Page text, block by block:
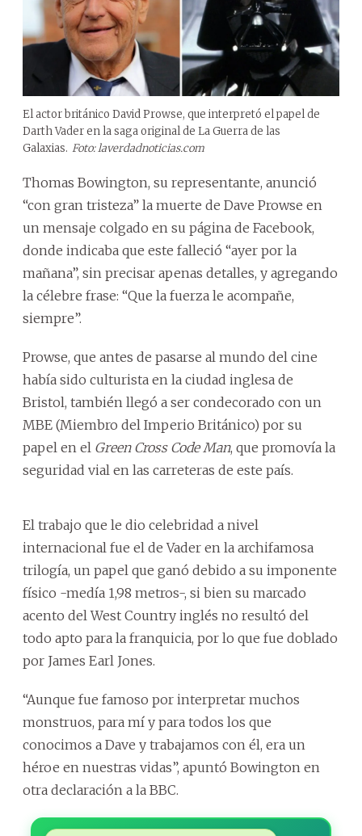
El actor británico David Prowse, que interpretó el papel de
Darth Vader en la saga original de La Guerra de las
Galaxias. Foto: laverdadnoticias.com
Thomas Bowington, su representante, anunció
“con gran tristeza” la muerte de Dave Prowse en
un mensaje colgado en su página de Facebook,
donde indicaba que este falleció “ayer por la
mañana”, sin precisar apenas detalles, y agregando
la célebre frase: “Que la fuerza le acompañe,
siempre”.
Prowse, que antes de pasarse al mundo del cine
había sido culturista en la ciudad inglesa de
Bristol, también llegó a ser condecorado con un
MBE (Miembro del Imperio Británico) por su
papel en el Green Cross Code Man, que promovía la
seguridad vial en las carreteras de este país.
El trabajo que le dio celebridad a nivel
internacional fue el de Vader en la archifamosa
trilogía, un papel que ganó debido a su imponente
físico -medía 1,98 metros-, si bien su marcado
acento del West Country inglés no resultó del
todo apto para la franquicia, por lo que fue doblado
por James Earl Jones.
“Aunque fue famoso por interpretar muchos
monstruos, para mí y para todos los que
conocimos a Dave y trabajamos con él, era un
héroe en nuestras vidas”, apuntó Bowington en
otra declaración a la BBC.